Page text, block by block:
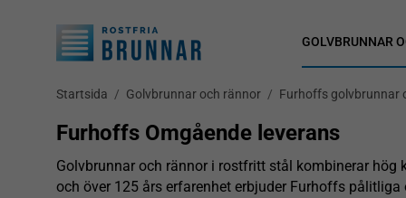
GOLVBRUNNAR
Startsida / Golvbrunnar och rännor / Furhoffs golvbrunnar
Furhoffs Omgående leverans
Golvbrunnar och rännor i rostfritt stål kombinerar
och över 125 års erfarenhet erbjuder Furhoffs